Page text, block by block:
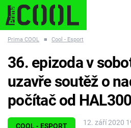
ESCAPE PLNEJ KOTEL
Prima COOL ■ Cool - Esport
COOL - ESPORT
12. září 2020
36. epizoda v
uzavře soutěž o
počítač od